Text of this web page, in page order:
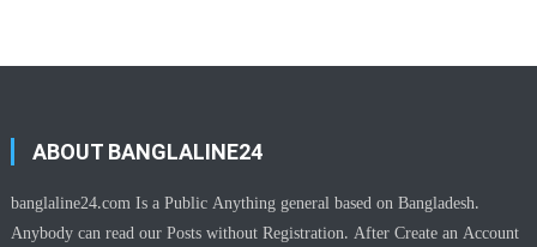
ABOUT BANGLALINE24
banglaline24.com Is a Public Anything general based on Bangladesh.
Anybody can read our Posts without Registration. After Create an Account